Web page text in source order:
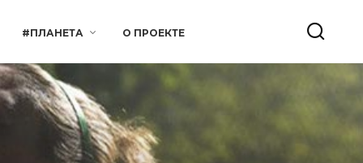
#ПЛАНЕТА О ПРОЕКТЕ